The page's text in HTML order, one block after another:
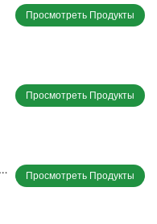
Просмотреть Продукты
Просмотреть Продукты
Просмотреть Продукты